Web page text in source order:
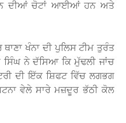
ਦੀਆਂ ਚੋਟਾਂ ਆਈਆਂ ਹਨ ਅਤੇ
ਥਾਣਾ ਖੰਨਾ ਦੀ ਪੁਲਿਸ ਟੀਮ ਤੁਰੰਤ
ਨੇ ਦੱਸਿਆ ਕਿ ਮੁੱਢਲੀ ਜਾਂਚ
ਦੀ ਇੱਕ ਸ਼ਿਫਟ ਵਿੱਚ ਲਗਭਗ
ਵੇਲੇ ਸਾਰੇ ਮਜ਼ਦੂਰ ਭੱਠੀ ਕੋਲ